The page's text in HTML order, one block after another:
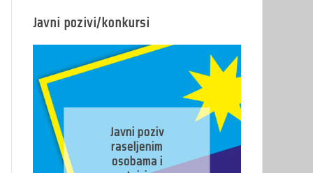
Javni pozivi/konkursi
Javni poziv
raseljenim
osobama i